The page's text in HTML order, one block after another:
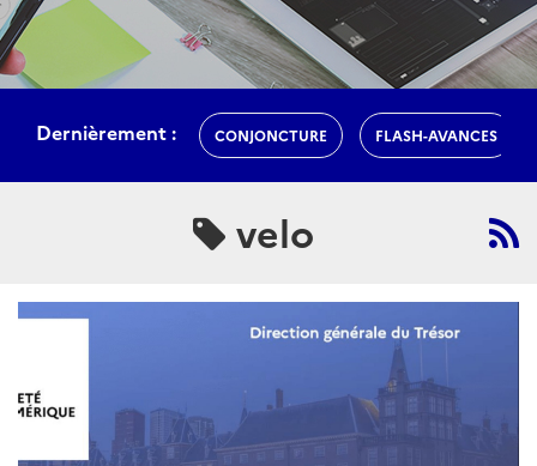
Dernièrement : CONJONCTURE FLASH-AVANCES
velo